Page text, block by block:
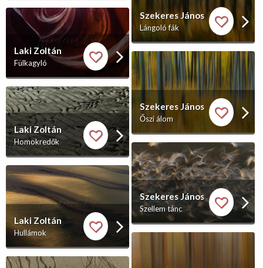
Laki Zoltán
Fülkagyló
Laki Zoltán
Homokredők
Laki Zoltán
Hullámok
Szekeres János
Lángoló fák
Szekeres János
Őszi álom
Szekeres János
Szellem tánc